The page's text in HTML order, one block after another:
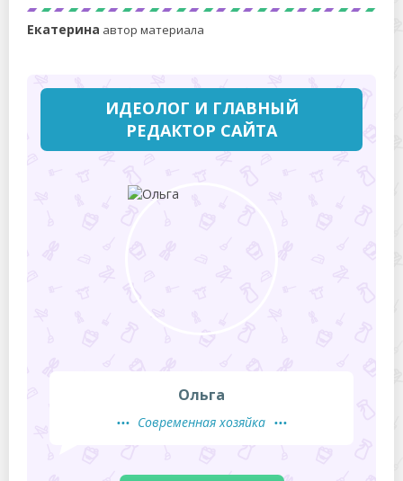
Екатерина автор материала
ИДЕОЛОГ И ГЛАВНЫЙ
РЕДАКТОР САЙТА
Ольга
Современная хозяйка